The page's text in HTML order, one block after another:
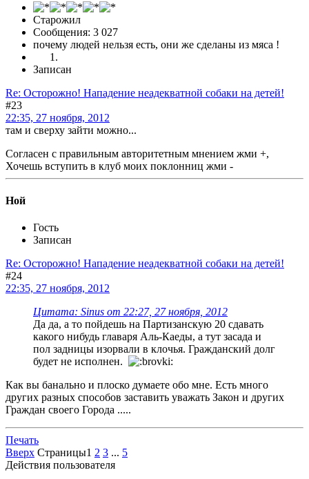
Старожил
Сообщения: 3 027
почему людей нельзя есть, они же сделаны из мяса !
Записан
Re: Осторожно! Нападение неадекватной собаки на детей!
#23
22:35, 27 ноября, 2012
там и сверху зайти можно...
Согласен с правильным авторитетным мнением жми +,
Хочешь вступить в клуб моих поклонниц жми -
Ной
Гость
Записан
Re: Осторожно! Нападение неадекватной собаки на детей!
#24
22:35, 27 ноября, 2012
Цитата: Sinus от 22:27, 27 ноября, 2012
Да да, а то пойдешь на Партизанскую 20 сдавать
какого нибудь главаря Аль-Каеды, а тут засада и
пол задницы изорвали в клочья. Гражданский долг
будет не исполнен.
Как вы банально и плоско думаете обо мне. Есть много
других разных способов заставить уважать Закон и других
Граждан своего Города .....
Печать
Вверх Страницы1 2 3 ... 5
Действия пользователя